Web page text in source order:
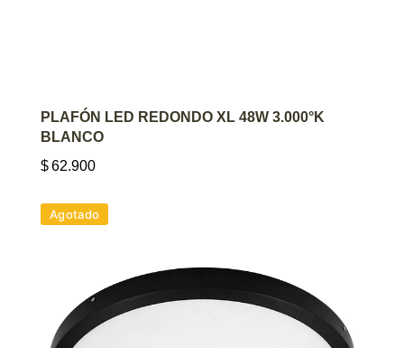
AGREGAR AL CARRITO
PLAFÓN LED REDONDO XL 48W 3.000°K
BLANCO
$62.900
Agotado